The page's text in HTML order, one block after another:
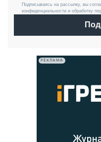
Подписываясь на рассылку, вы
конфиденциальности и обработку
РЕКЛАМА